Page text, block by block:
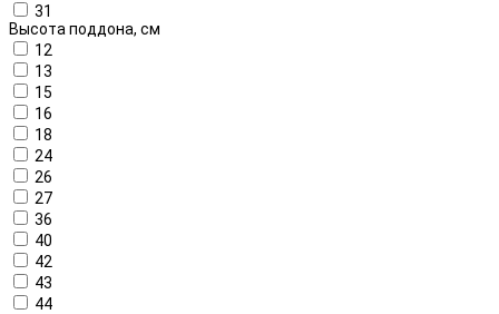
31
Высота поддона, см
12
13
15
16
18
24
26
27
36
40
42
43
44